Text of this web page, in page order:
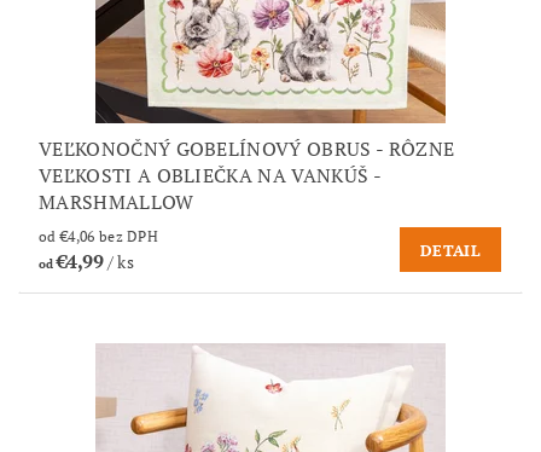
VEĽKONOČNÝ GOBELÍNOVÝ OBRUS - RÔZNE
VEĽKOSTI A OBLIEČKA NA VANKÚŠ -
MARSHMALLOW
od €4,06 bez DPH
od€4,99/ ks
DETAIL